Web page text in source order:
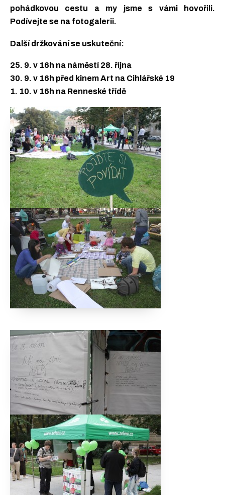
pohádkovou cestu a my jsme s vámi hovořili.
Podívejte se na fotogalerii.
Další držkování se uskuteční:
25. 9. v 16h na náměstí 28. října
30. 9. v 16h před kinem Art na Cihlářské 19
1. 10. v 16h na Renneské třídě